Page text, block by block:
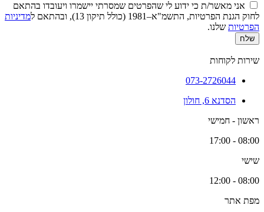
אני מאשר/ת כי ידוע לי שהפרטים שמסרתי יישמרו ויעובדו בהתאם
לחוק הגנת הפרטיות, התשמ"א–1981 (כולל תיקון 13), ובהתאם ל
מדיניות
הפרטיות שלנו.
שלח
שירות לקוחות
073-2726044
הסדנא 6, חולון
ראשון - חמישי
08:00 - 17:00
שישי
08:00 - 12:00
מפת אתר